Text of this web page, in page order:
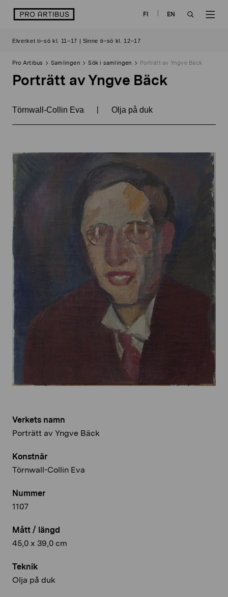
logo FI
EN
Elverket ti–sö kl. 11–17 | Sinne ti–sö kl. 12–17
Pro Artibus Samlingen Sök i samlingen Porträtt av Yngve Bäck
Porträtt av Yngve Bäck
Törnwall-Collin Eva | Olja på duk
Verkets namn
Porträtt av Yngve Bäck
Konstnär
Törnwall-Collin Eva
Nummer
1107
Mått / längd
45,0 x 39,0 cm
Teknik
Olja på duk